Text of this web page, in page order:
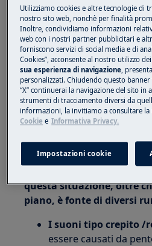
nei mobili
Cucine a libera
cottura ad induzione
Piani induzione da
Soluzione:
1.Possibili rumori
funzionamento del piano
su zone accese con
regolare sempre al
questa situazione, oltre
piano, è fonte di diversi
I suoni tipo crepito /
essere causati da
Utilizziamo cookies e altre tecnologie di
nostro sito web, nonchè per finalità
Inoltre, condividiamo informazioni
web con i nostri partner pubblicitari e
forniscono servizi di social media e di
Cookies”, acconsente al nostro utilizzo
sua esperienza di navigazione,
personalizzati. Chiudendo questo
“X” continuerai la navigazione del sito in
strumenti di tracciamento diversi da
informazioni, la invitiamo a consultare la
Cookie e Informativa Privacy.
Impostazioni cookie